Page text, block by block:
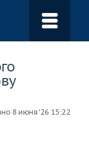
8 июня ‘26 15:22